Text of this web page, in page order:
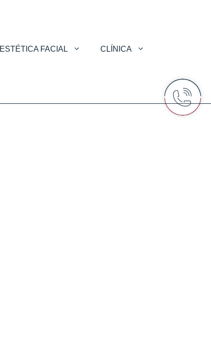
ESTÉTICA FACIAL CLÍNICA